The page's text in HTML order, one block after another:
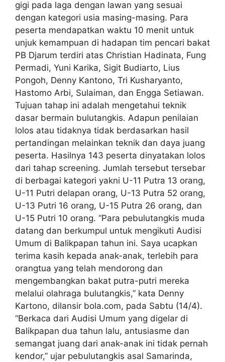
gigi pada laga dengan lawan yang sesuai
dengan kategori usia masing-masing. Para
peserta mendapatkan waktu 10 menit untuk
unjuk kemampuan di hadapan tim pencari bakat
PB Djarum terdiri atas Christian Hadinata, Fung
Permadi, Yuni Karika, Sigit Budiarto, Lius
Pongoh, Denny Kantono, Tri Kusharyanto,
Hastomo Arbi, Sulaiman, dan Engga Setiawan.
Tujuan tahap ini adalah mengetahui teknik
dasar bermain bulutangkis. Adapun penilaian
lolos atau tidaknya tidak berdasarkan hasil
pertandingan melainkan teknik dan daya juang
peserta. Hasilnya 143 peserta dinyatakan lolos
dari tahap screening. Jumlah tersebut tersebar
di berbagai kategori yakni U-11 Putra 13 orang,
U-11 Putri delapan orang, U-13 Putra 52 orang,
U-13 Putri 16 orang, U-15 Putra 26 orang, dan
U-15 Putri 10 orang. “Para pebulutangkis muda
datang dan berkumpul untuk mengikuti Audisi
Umum di Balikpapan tahun ini. Saya ucapkan
terima kasih kepada anak-anak, terlebih para
orangtua yang telah mendorong dan
mengembangkan bakat putra-putri mereka
melalui olahraga bulutangkis,” kata Denny
Kartono, dilansir bola.com, pada Sabtu (14/4).
“Berkaca dari Audisi Umum yang digelar di
Balikpapan dua tahun lalu, antusiasme dan
semangat juang dari anak-anak ini tidak pernah
kendor,” ujar pebulutangkis asal Samarinda,